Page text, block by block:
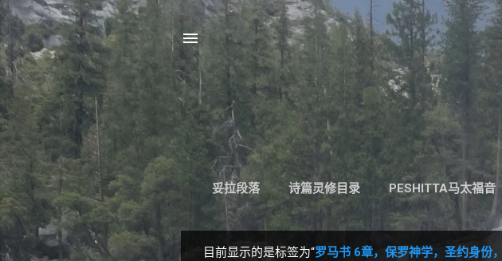
妥拉段落 诗篇灵修目录 PESHITTA马太福音
目前显示的是标签为“罗马书 6章，保罗神学，圣约身份